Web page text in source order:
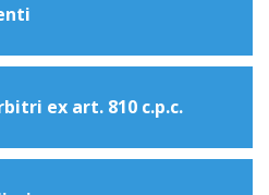
ex art. 810 c.p.c.